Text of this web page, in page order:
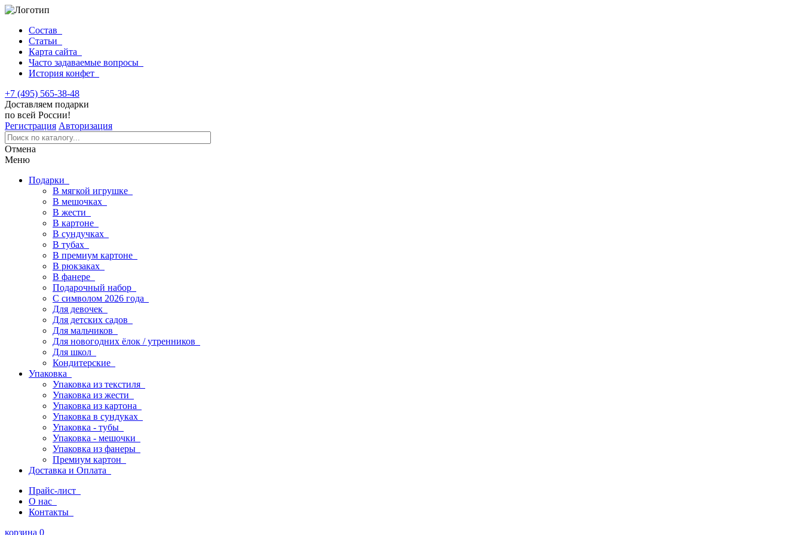
Состав
Статьи
Карта сайта
Часто задаваемые вопросы
История конфет
+7 (495) 565-38-48
Доставляем подарки
по всей России!
Регистрация Авторизация
Отмена
Меню
Подарки
В мягкой игрушке
В мешочках
В жести
В картоне
В сундучках
В тубах
В премиум картоне
В рюкзаках
В фанере
Подарочный набор
С символом 2026 года
Для девочек
Для детских садов
Для мальчиков
Для новогодних ёлок / утренников
Для школ
Кондитерские
Упаковка
Упаковка из текстиля
Упаковка из жести
Упаковка из картона
Упаковка в сундуках
Упаковка - тубы
Упаковка - мешочки
Упаковка из фанеры
Премиум картон
Доставка и Оплата
Прайс-лист
О нас
Контакты
корзина 0